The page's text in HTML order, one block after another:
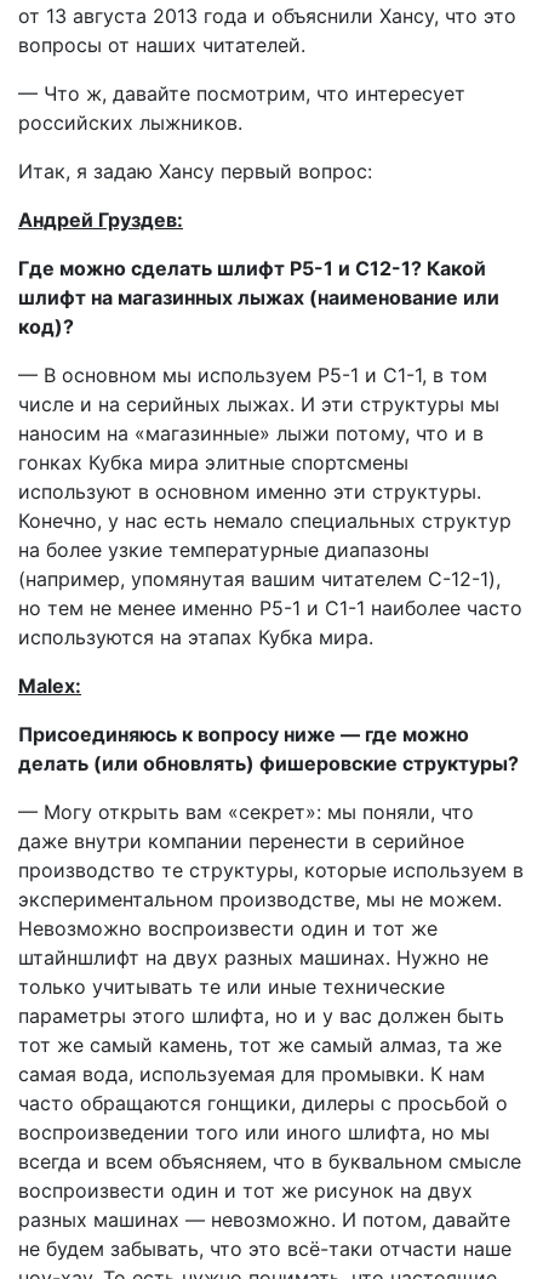
от 13 августа 2013 года и объяснили Хансу, что это
вопросы от наших читателей.
— Что ж, давайте посмотрим, что интересует
российских лыжников.
Итак, я задаю Хансу первый вопрос:
Андрей Груздев:
Где можно сделать шлифт Р5-1 и С12-1? Какой
шлифт на магазинных лыжах (наименование или
код)?
— В основном мы используем Р5-1 и С1-1, в том
числе и на серийных лыжах. И эти структуры мы
наносим на «магазинные» лыжи потому, что и в
гонках Кубка мира элитные спортсмены
используют в основном именно эти структуры.
Конечно, у нас есть немало специальных структур
на более узкие температурные диапазоны
(например, упомянутая вашим читателем C-12-1),
но тем не менее именно Р5-1 и С1-1 наиболее часто
используются на этапах Кубка мира.
Malex:
Присоединяюсь к вопросу ниже — где можно
делать (или обновлять) фишеровские структуры?
— Могу открыть вам «секрет»: мы поняли, что
даже внутри компании перенести в серийное
производство те структуры, которые используем в
экспериментальном производстве, мы не можем.
Невозможно воспроизвести один и тот же
штайншлифт на двух разных машинах. Нужно не
только учитывать те или иные технические
параметры этого шлифта, но и у вас должен быть
тот же самый камень, тот же самый алмаз, та же
самая вода, используемая для промывки. К нам
часто обращаются гонщики, дилеры с просьбой о
воспроизведении того или иного шлифта, но мы
всегда и всем объясняем, что в буквальном смысле
воспроизвести один и тот же рисунок на двух
разных машинах — невозможно. И потом, давайте
не будем забывать, что это всё-таки отчасти наше